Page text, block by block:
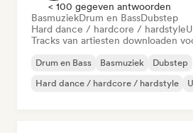
< 100 gegeven antwoorden
BasmuziekDrum en BassDubstep
Hard dance / hardcore / hardstyle
Tracks van artiesten downloaden
Drum en Bass Basmuziek
Dubstep
Hard dance / hardcore / hardstyle